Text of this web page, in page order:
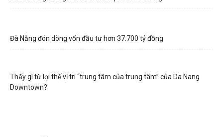
Đà Nẵng đón dòng vốn đầu tư hơn 37.700 tỷ đồng
Thấy gì từ lợi thế vị trí “trung tâm của trung tâm” của Da Nang
Downtown?